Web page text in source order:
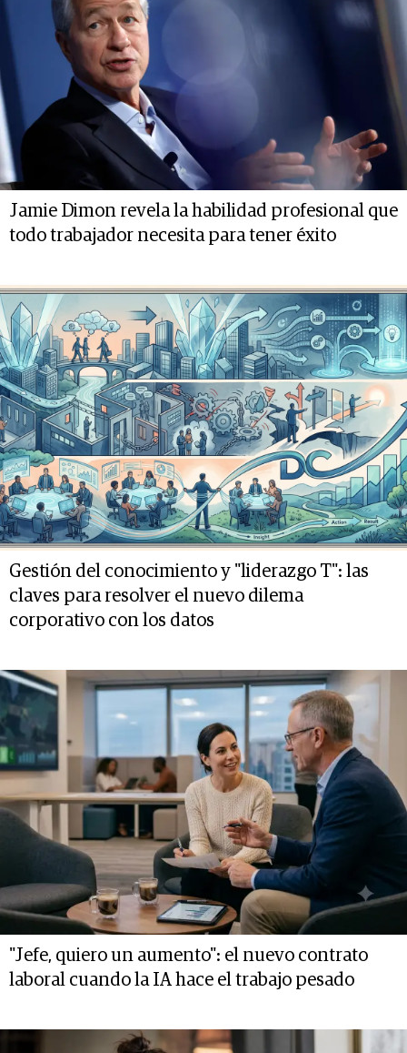
Jamie Dimon revela la habilidad profesional que
todo trabajador necesita para tener éxito
Gestión del conocimiento y "liderazgo T": las
claves para resolver el nuevo dilema
corporativo con los datos
"Jefe, quiero un aumento": el nuevo contrato
laboral cuando la IA hace el trabajo pesado